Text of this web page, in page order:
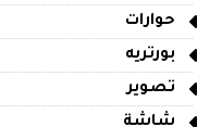
حوارات
بورتريه
تصوير
شاشة